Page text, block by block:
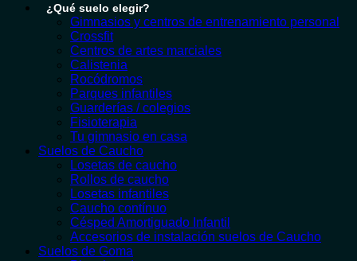
¿Qué suelo elegir?
Gimnasios y centros de entrenamiento personal
Crossfit
Centros de artes marciales
Calistenia
Rocódromos
Parques infantiles
Guarderías / colegios
Fisioterapia
Tu gimnasio en casa
Suelos de Caucho
Losetas de caucho
Rollos de caucho
Losetas infantiles
Caucho contínuo
Césped Amortiguado Infantil
Accesorios de instalación suelos de Caucho
Suelos de Goma